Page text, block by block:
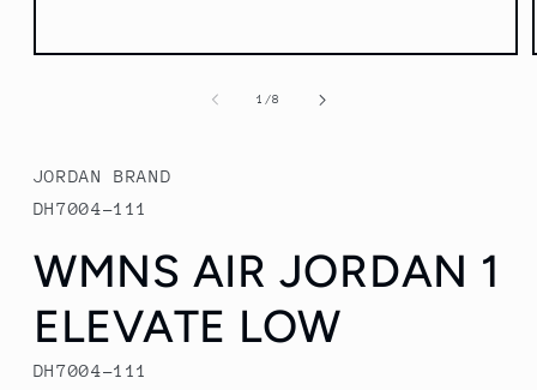
Abrir
ventana
modal
1 /de
8
JORDAN BRAND
DH7004-111
WMNS AIR JORDAN 1
ELEVATE LOW
DH7004-111